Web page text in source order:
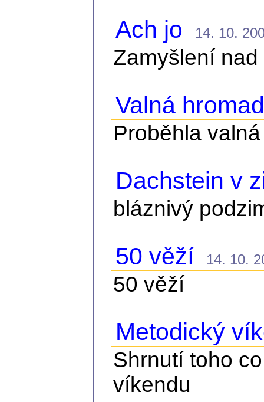
Ach jo 14. 10.
Zamyšlení
Valná
Proběhla
Dachstein v
bláznivý
50 věží 14. 10.
50 věží
Metodický
Shrnutí toho
víkendu